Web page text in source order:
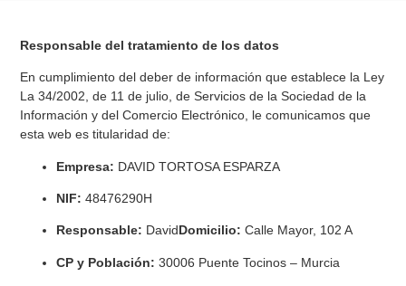
Responsable del tratamiento de los datos
En cumplimiento del deber de información que establece la Ley
La 34/2002, de 11 de julio, de Servicios de la Sociedad de la
Información y del Comercio Electrónico, le comunicamos que
esta web es titularidad de:
Empresa: DAVID TORTOSA ESPARZA
NIF:48476290H
Responsable: DavidDomicilio:Calle Mayor, 102 A
CP y Población: 30006 Puente Tocinos – Murcia